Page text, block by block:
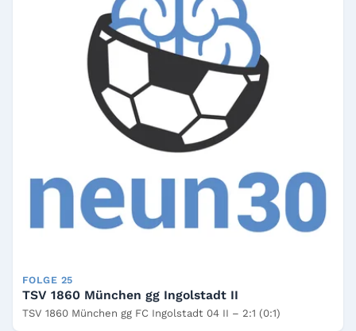
FOLGE 25
TSV 1860 München gg Ingolstadt II
TSV 1860 München gg FC Ingolstadt 04 II – 2:1 (0:1)